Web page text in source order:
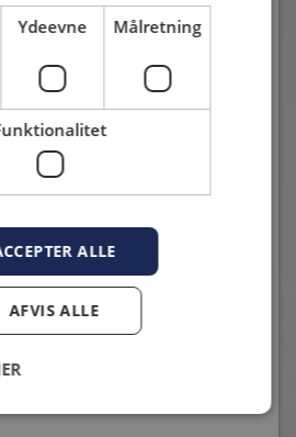
kunder, og ønsker at vide hvad
ift. Familie, venner, interesser og
møder ofte kunder i væsentlige
kunne være første gang man
eller går på pension. Og i
selvfølgelig være klar.”
opfattet som firkantet og
ind og stå med hatten i hånden.
er. Det skal være rart at være her,
Ydeevne Målretning
ALLE
AFVIS ALLE